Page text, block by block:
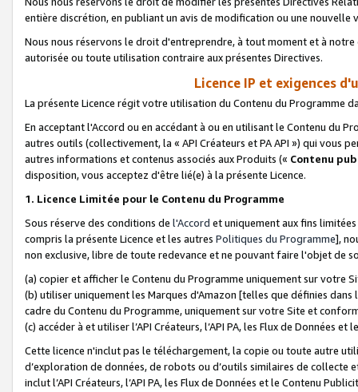
entière discrétion, en publiant un avis de modification ou une nouvelle
Nous nous réservons le droit d'entreprendre, à tout moment et à
autorisée ou toute utilisation contraire aux présentes Directives.
Licence IP et exigences
La présente Licence régit votre utilisation du Contenu du Programme
En acceptant l'Accord ou en accédant à ou en utilisant le Contenu du
autres outils (collectivement, la « API Créateurs et PA API ») qui vous
autres informations et contenus associés aux Produits (« Contenu
disposition, vous acceptez d'être lié(e) à la présente Licence.
1. Licence Limitée pour le Contenu du Programme
Sous réserve des conditions de l'Accord et uniquement aux fins
compris la présente Licence et les autres Politiques du Programme],
non exclusive, libre de toute redevance et ne pouvant faire l'objet de
(a) copier et afficher le Contenu du Programme uniquement sur votre
(b) utiliser uniquement les Marques d'Amazon [telles que définies dans
cadre du Contenu du Programme, uniquement sur votre Site et
(c) accéder à et utiliser l’API Créateurs, l’API PA, les Flux de Données
Cette licence n'inclut pas le téléchargement, la copie ou toute autre
d’exploration de données, de robots ou d’outils similaires de
inclut l’API Créateurs, l’API PA, les Flux de Données et le Contenu